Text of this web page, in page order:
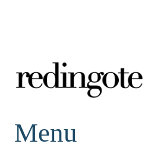
redingote.
Menu